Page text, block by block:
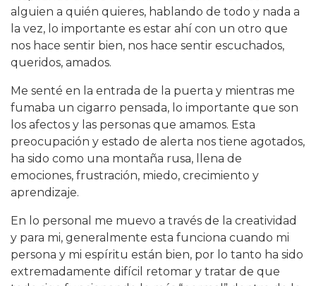
alguien a quién quieres, hablando de todo y nada a
la vez, lo importante es estar ahí con un otro que
nos hace sentir bien, nos hace sentir escuchados,
queridos, amados.
Me senté en la entrada de la puerta y mientras me
fumaba un cigarro pensada, lo importante que son
los afectos y las personas que amamos. Esta
preocupación y estado de alerta nos tiene agotados,
ha sido como una montaña rusa, llena de
emociones, frustración, miedo, crecimiento y
aprendizaje.
En lo personal me muevo a través de la creatividad
y para mi, generalmente esta funciona cuando mi
persona y mi espíritu están bien, por lo tanto ha sido
extremadamente difícil retomar y tratar de que